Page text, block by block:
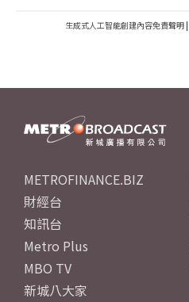
生成式人工智能創建內容免責聲明 |
METROFINANCE.BIZ
財經台
知訊台
Metro Plus
MBO TV
新城八大家